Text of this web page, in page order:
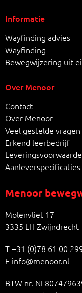
Informatie
Wayfinding advies
Wayfinding
Bewegwijzering uit
Over Menoor
Contact
Over Menoor
Veel gestelde vragen
Erkend leerbedrijf
Aanleverspecificaties
Menoor
Molenvliet 17
3335 LH Zwijndrecht
T+31 (0)78 61 00
E info@menoor.nl
BTW nr.